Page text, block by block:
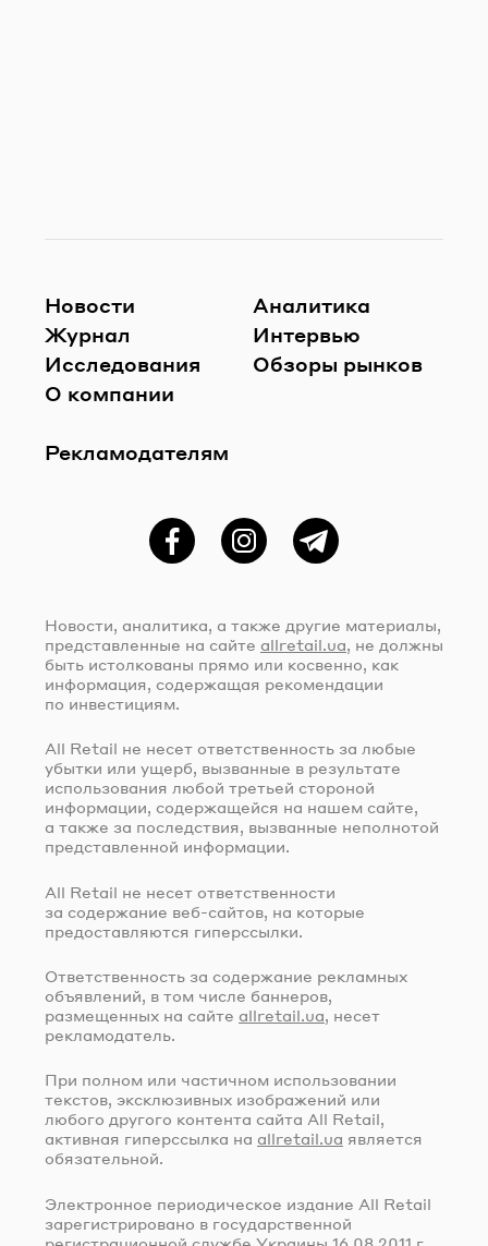
Новости
Журнал
Исследования
О компании
Рекламодателям
Аналитика
Интервью
Обзоры рынков
ФейсбукInstagramTelegram
Новости, аналитика, а также другие материалы,
представленные на сайте allretail.ua, не должны
быть истолкованы прямо или косвенно, как
информация, содержащая рекомендации
по инвестициям.
All Retail не несет ответственность за любые
убытки или ущерб, вызванные в результате
использования любой третьей стороной
информации, содержащейся на нашем сайте,
а также за последствия, вызванные неполнотой
представленной информации.
All Retail не несет ответственности
за содержание веб-сайтов, на которые
предоставляются гиперссылки.
Ответственность за содержание рекламных
объявлений, в том числе баннеров,
размещенных на сайте allretail.ua, несет
рекламодатель.
При полном или частичном использовании
текстов, эксклюзивных изображений или
любого другого контента сайта All Retail,
активная гиперссылка на allretail.ua является
обязательной.
Электронное периодическое издание All Retail
зарегистрировано в государственной